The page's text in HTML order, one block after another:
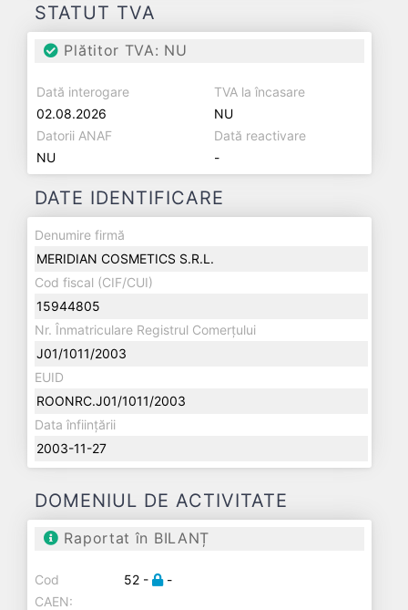
STATUT TVA
Plătitor TVA: NU
Dată interogare
02.08.2026
TVA la încasare
NU
Datorii ANAF
NU
Dată reactivare
-
DATE IDENTIFICARE
Denumire firmă
MERIDIAN COSMETICS S.R.L.
Cod fiscal (CIF/CUI)
15944805
Nr. Înmatriculare Registrul Comerțului
J01/1011/2003
EUID
ROONRC.J01/1011/2003
Data înființării
2003-11-27
DOMENIUL DE ACTIVITATE
Raportat în BILANȚ
Cod
CAEN:
52 - -